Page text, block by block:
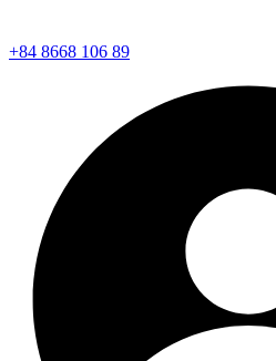
+84 8668 106 89